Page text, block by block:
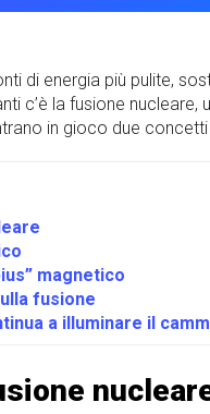
di energia più pulite,
c’è la fusione
in gioco due
magnetico
fusione
a illuminare il